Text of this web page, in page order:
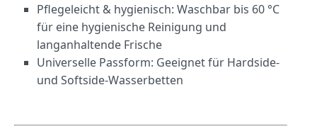
Pflegeleicht & hygienisch: Waschbar bis 60 °C
für eine hygienische Reinigung und
langanhaltende Frische
Universelle Passform: Geeignet für Hardside-
und Softside-Wasserbetten